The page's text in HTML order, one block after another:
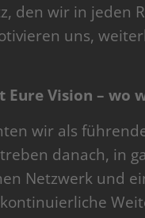
den wir in jeden
uns,
Eure Vision –
wir als
danach, in
Netzwerk und